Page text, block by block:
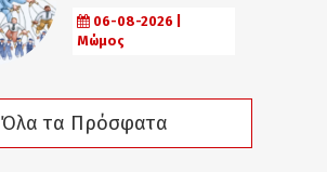
06-08-2026 |
Μώμος
Όλα τα Πρόσφατα